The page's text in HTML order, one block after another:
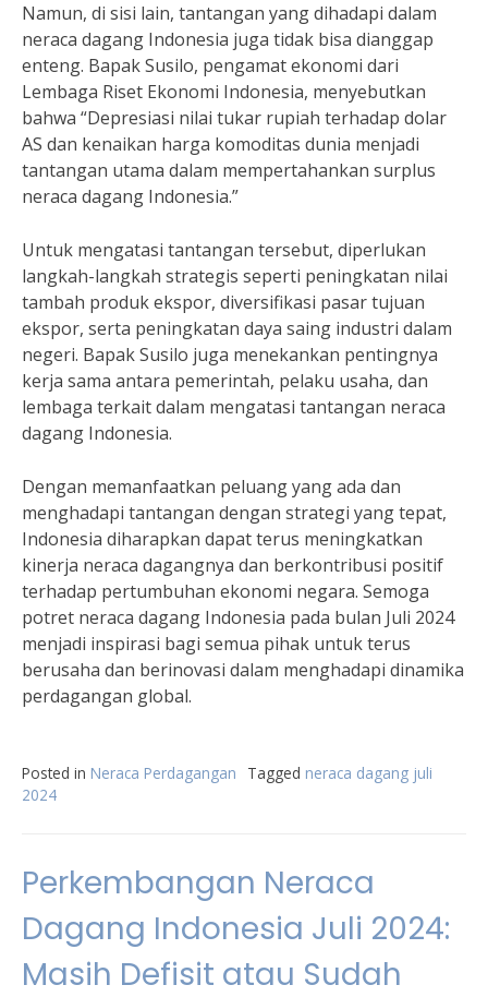
Namun, di sisi lain, tantangan yang dihadapi dalam
neraca dagang Indonesia juga tidak bisa dianggap
enteng. Bapak Susilo, pengamat ekonomi dari
Lembaga Riset Ekonomi Indonesia, menyebutkan
bahwa “Depresiasi nilai tukar rupiah terhadap dolar
AS dan kenaikan harga komoditas dunia menjadi
tantangan utama dalam mempertahankan surplus
neraca dagang Indonesia.”
Untuk mengatasi tantangan tersebut, diperlukan
langkah-langkah strategis seperti peningkatan nilai
tambah produk ekspor, diversifikasi pasar tujuan
ekspor, serta peningkatan daya saing industri dalam
negeri. Bapak Susilo juga menekankan pentingnya
kerja sama antara pemerintah, pelaku usaha, dan
lembaga terkait dalam mengatasi tantangan neraca
dagang Indonesia.
Dengan memanfaatkan peluang yang ada dan
menghadapi tantangan dengan strategi yang tepat,
Indonesia diharapkan dapat terus meningkatkan
kinerja neraca dagangnya dan berkontribusi positif
terhadap pertumbuhan ekonomi negara. Semoga
potret neraca dagang Indonesia pada bulan Juli 2024
menjadi inspirasi bagi semua pihak untuk terus
berusaha dan berinovasi dalam menghadapi dinamika
perdagangan global.
Posted in Neraca Perdagangan Tagged neraca dagang juli
2024
Perkembangan Neraca
Dagang Indonesia Juli 2024:
Masih Defisit atau Sudah